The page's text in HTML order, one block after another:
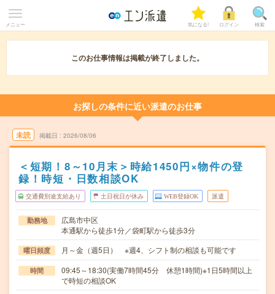
メニュー 気になる! ログイン 検索
このお仕事情報は掲載が終了しました。
お探しの条件に近い派遣のお仕事
未読 掲載日 2026/08/06
＜短期！8～10月末＞時給1450円×物件の登
録！時短・日数相談OK
交通費別途支給あり 土日祝日が休み WEB登録OK 派遣
勤務地
広島市中区
本通駅から徒歩1分／袋町駅から徒歩3分
曜日頻度 月～金（週5日） ※週4、シフト制の相談も可能です
時間
09:45～18:30(実働7時間45分 休憩1時間)※1日5時間以上
で時短の相談OK